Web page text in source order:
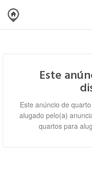
Este
Este anúncio de
alugado pelo(a)
quartos para